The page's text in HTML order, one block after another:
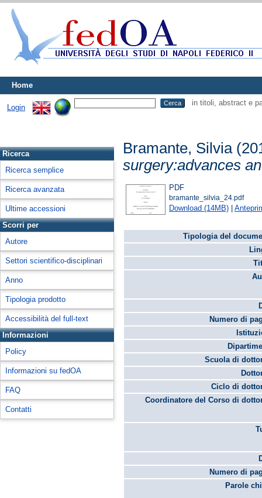
Home
Login
in titoli, abstract e
Ricerca
Ricerca semplice
Ricerca avanzata
Ultime accessioni
Scorri per
Autore
Settori scientifico-disciplinari
Anno
Tipologia prodotto
Accessibilità del full-text
Informazioni
Policy
Informazioni su fedOA
FAQ
Contatti
Bramante, Silvia
surgery:advances
PDF
bramante_silvia_24.pdf
Download (14MB) |
Tipologia del
Numero di
Scuola di
Ciclo di
Coordinatore del Corso di
Numero di
Parole